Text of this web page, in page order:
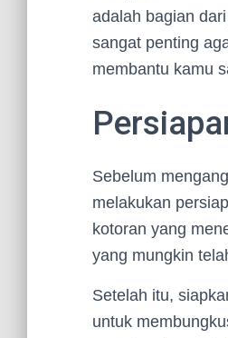
adalah bagian
sangat penting
membantu kamu
Sebelum
melakukan
kotoran yang
yang mungkin
Setelah itu,
untuk